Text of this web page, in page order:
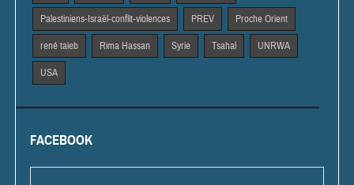
Palestiniens-Israël-conflit-violences PREV Proche Orient
rené taieb Rima Hassan Syrie Tsahal UNRWA
USA
FACEBOOK